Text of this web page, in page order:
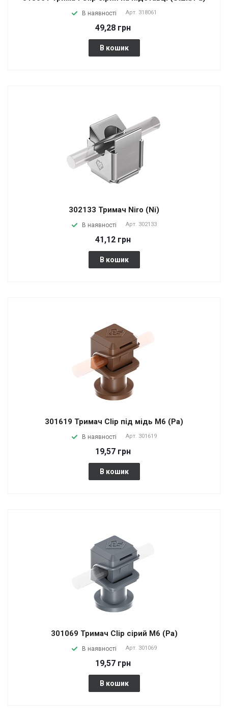
В наявності Арт. 318061
49,28 грн
В кошик
302133 Тримач Niro (Ni)
В наявності Арт. 302133
41,12 грн
В кошик
301619 Тримач Сlip під мідь М6 (Pa)
В наявності Арт. 301619
19,57 грн
В кошик
301069 Тримач Сlip сірий М6 (Pa)
В наявності Арт. 301069
19,57 грн
В кошик